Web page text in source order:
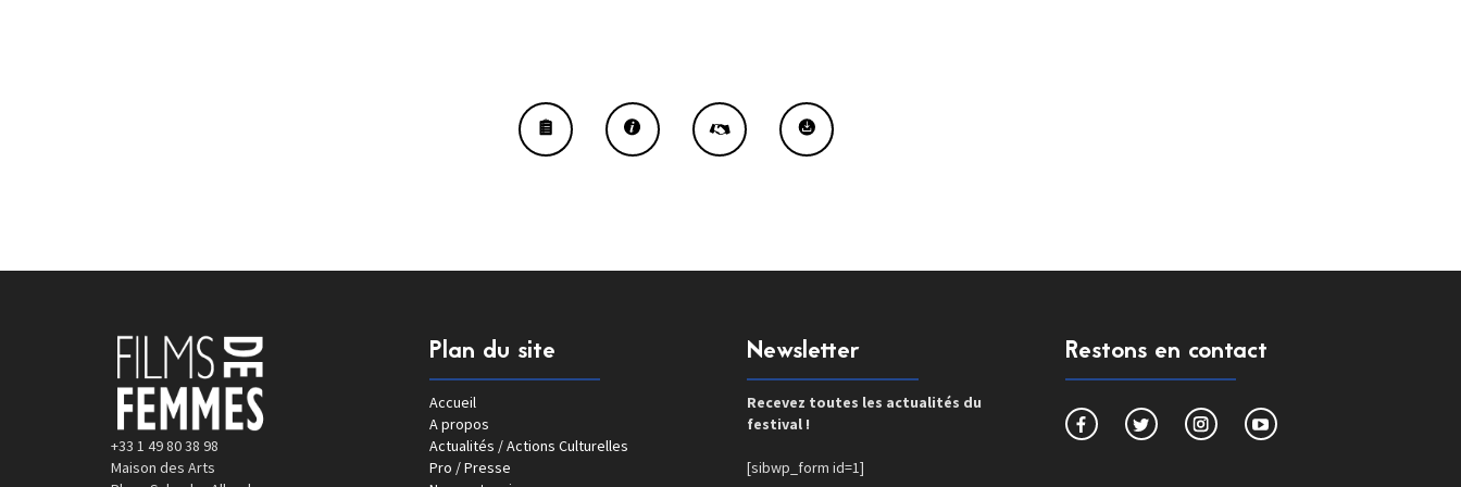
+33 1 49 80 38 98
Maison des Arts
Plan du site
Accueil
A propos
Actualités / Actions Culturelles
Pro / Presse
Newsletter
Recevez toutes les actualités du
festival !
[sibwp_form id=1]
Restons en contact